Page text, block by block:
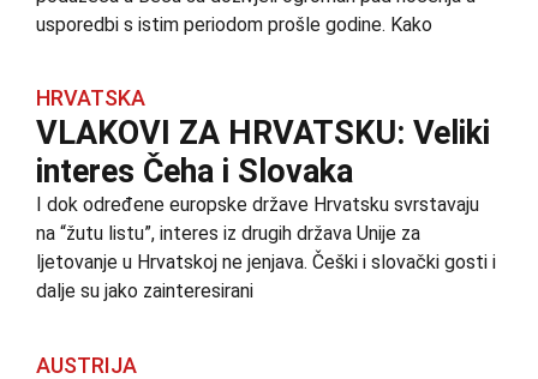
usporedbi s istim periodom prošle godine. Kako
HRVATSKA
VLAKOVI ZA HRVATSKU: Veliki
interes Čeha i Slovaka
I dok određene europske države Hrvatsku svrstavaju
na “žutu listu”, interes iz drugih država Unije za
ljetovanje u Hrvatskoj ne jenjava. Češki i slovački gosti i
dalje su jako zainteresirani
AUSTRIJA